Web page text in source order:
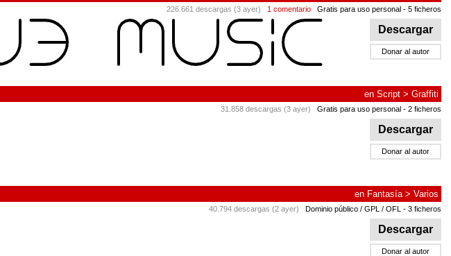
226.661 descargas (3 ayer) 1 comentario Gratis para uso personal - 5 ficheros
Descargar
Donar al autor
en Script > Graffiti
31.858 descargas (3 ayer) Gratis para uso personal - 2 ficheros
Descargar
Donar al autor
en Fantasía> Varios
40.794 descargas (2 ayer) Dominio público / GPL / OFL - 3 ficheros
Descargar
Donar al autor